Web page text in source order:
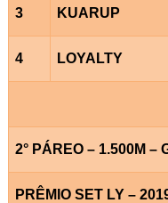
3 KUARUP
4 LOYALTY
2° PÁREO – 1.500M –
PRÊMIO SET LY –